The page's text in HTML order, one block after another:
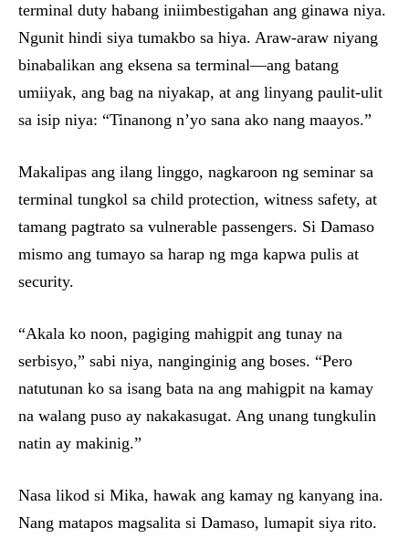
terminal duty habang iniimbestigahan ang ginawa niya.
Ngunit hindi siya tumakbo sa hiya. Araw-araw niyang
binabalikan ang eksena sa terminal—ang batang
umiiyak, ang bag na niyakap, at ang linyang paulit-ulit
sa isip niya: “Tinanong n’yo sana ako nang maayos.”
Makalipas ang ilang linggo, nagkaroon ng seminar sa
terminal tungkol sa child protection, witness safety, at
tamang pagtrato sa vulnerable passengers. Si Damaso
mismo ang tumayo sa harap ng mga kapwa pulis at
security.
“Akala ko noon, pagiging mahigpit ang tunay na
serbisyo,” sabi niya, nanginginig ang boses. “Pero
natutunan ko sa isang bata na ang mahigpit na kamay
na walang puso ay nakakasugat. Ang unang tungkulin
natin ay makinig.”
Nasa likod si Mika, hawak ang kamay ng kanyang ina.
Nang matapos magsalita si Damaso, lumapit siya rito.